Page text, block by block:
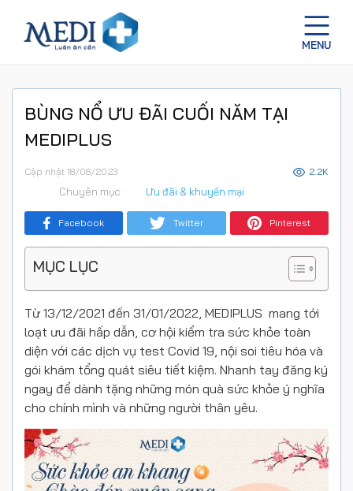
BÙNG NỔ ƯU ĐÃI CUỐI NĂM TẠI
MEDIPLUS
Cập nhật 18/08/2023 2.2K
Chuyên mục: Ưu đãi & khuyến mại
Facebook Twitter Pinterest
MỤC LỤC
Từ 13/12/2021 đến 31/01/2022, MEDIPLUS mang tới
loạt ưu đãi hấp dẫn, cơ hội kiểm tra sức khỏe toàn
diện với các dịch vụ test Covid 19, nội soi tiêu hóa và
gói khám tổng quát siêu tiết kiệm. Nhanh tay đăng ký
ngay để dành tặng những món quà sức khỏe ý nghĩa
cho chính mình và những người thân yêu.